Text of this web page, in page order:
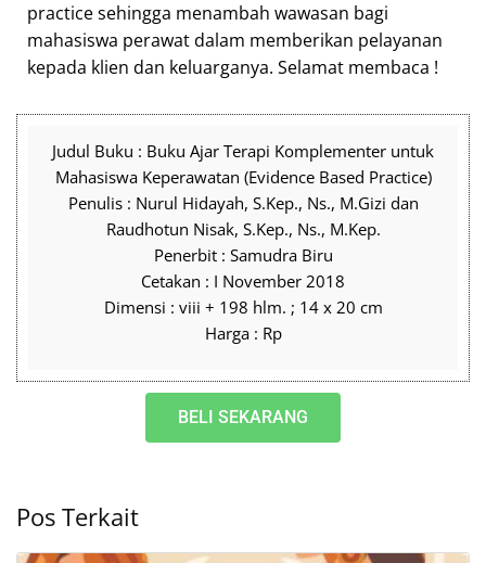
practice sehingga menambah wawasan bagi
mahasiswa perawat dalam memberikan pelayanan
kepada klien dan keluarganya. Selamat membaca !
Judul Buku : Buku Ajar Terapi Komplementer untuk
Mahasiswa Keperawatan (Evidence Based Practice)
Penulis : Nurul Hidayah, S.Kep., Ns., M.Gizi dan
Raudhotun Nisak, S.Kep., Ns., M.Kep.
Penerbit : Samudra Biru
Cetakan : I November 2018
Dimensi : viii + 198 hlm. ; 14 x 20 cm
Harga : Rp
BELI SEKARANG
Pos Terkait